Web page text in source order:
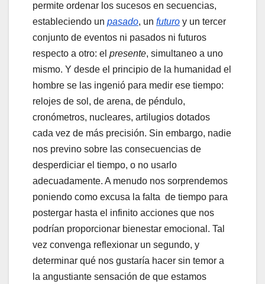
permite ordenar los sucesos en secuencias,
estableciendo un pasado, un futuro y un tercer
conjunto de eventos ni pasados ni futuros
respecto a otro: el presente, simultaneo a uno
mismo. Y desde el principio de la humanidad el
hombre se las ingenió para medir ese tiempo:
relojes de sol, de arena, de péndulo,
cronómetros, nucleares, artilugios dotados
cada vez de más precisión. Sin embargo, nadie
nos previno sobre las consecuencias de
desperdiciar el tiempo, o no usarlo
adecuadamente. A menudo nos sorprendemos
poniendo como excusa la falta de tiempo para
postergar hasta el infinito acciones que nos
podrían proporcionar bienestar emocional. Tal
vez convenga reflexionar un segundo, y
determinar qué nos gustaría hacer sin temor a
la angustiante sensación de que estamos